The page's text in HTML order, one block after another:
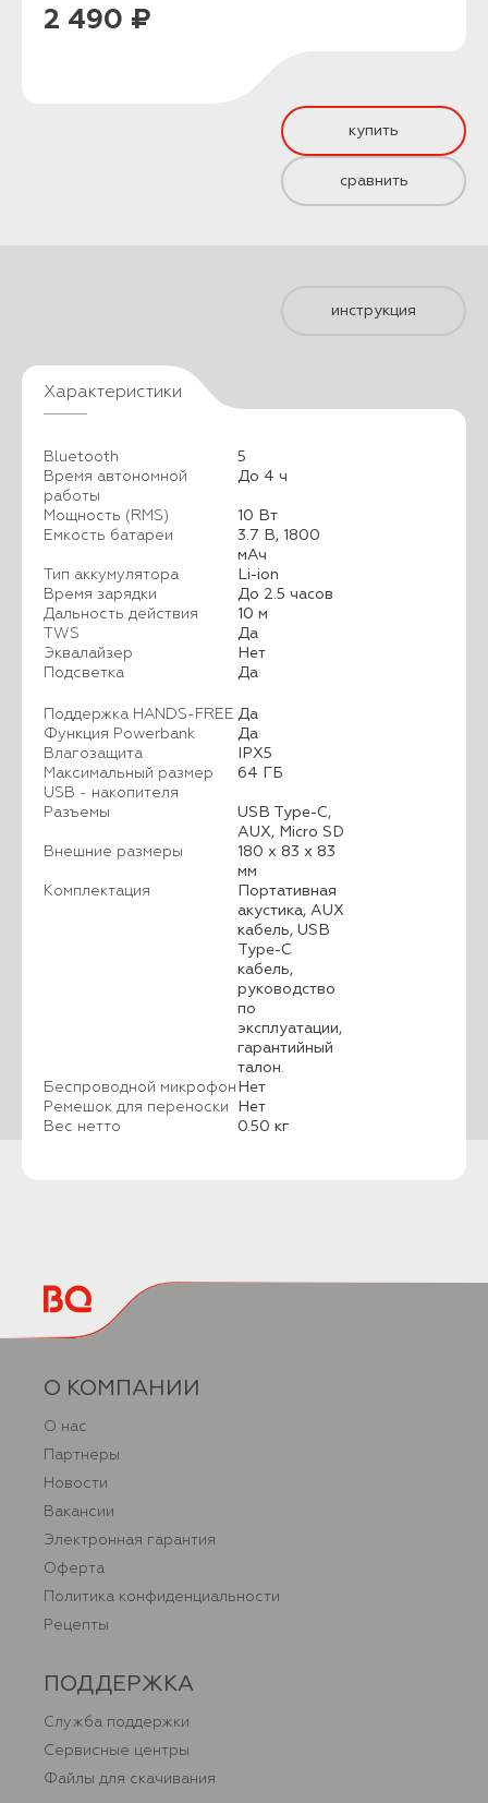
2 490 ₽
купить
сравнить
инструкция
Характеристики
Bluetooth
5
Время автономной
работы
До 4 ч
Мощность (RMS)
10 Вт
Емкость батареи
3.7 В, 1800
мАч
Тип аккумулятора
Li-ion
Время зарядки
До 2.5 часов
Дальность действия
10 м
TWS
Да
Эквалайзер
Нет
Подсветка
Да
Поддержка HANDS-FREE Да
Функция Powerbank
Да
Влагозащита
IPX5
Максимальный размер
USB - накопителя
64 ГБ
Разъемы
USB Type-С,
AUX, Micro SD
Внешние размеры
180 х 83 х 83
мм
Комплектация
Портативная
акустика, AUX
кабель, USB
Type-C
кабель,
руководство
по
эксплуатации,
гарантийный
талон.
Беспроводной микрофонНет
Ремешок для переноски Нет
Вес нетто
0.50 кг
О КОМПАНИИ
О нас
Партнеры
Новости
Вакансии
Электронная гарантия
Оферта
Политика конфиденциальности
Рецепты
ПОДДЕРЖКА
Служба поддержки
Сервисные центры
Файлы для скачивания